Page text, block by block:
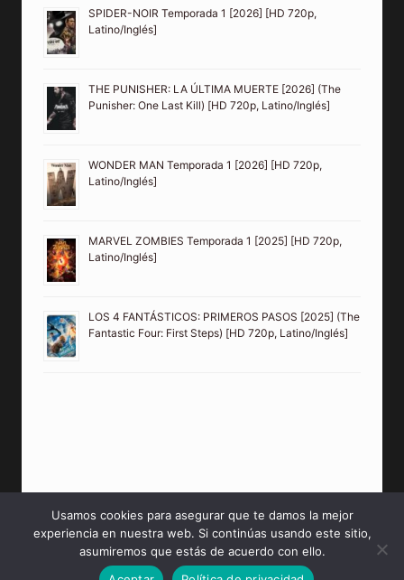
SPIDER-NOIR Temporada 1 [2026] [HD 720p,
Latino/Inglés]
THE PUNISHER: LA ÚLTIMA MUERTE [2026] (The
Punisher: One Last Kill) [HD 720p, Latino/Inglés]
WONDER MAN Temporada 1 [2026] [HD 720p,
Latino/Inglés]
MARVEL ZOMBIES Temporada 1 [2025] [HD 720p,
Latino/Inglés]
LOS 4 FANTÁSTICOS: PRIMEROS PASOS [2025] (The
Fantastic Four: First Steps) [HD 720p, Latino/Inglés]
© 2026 PeliculasMP4HD Sitio creado para tí.
Usamos cookies para asegurar que te damos la mejor
experiencia en nuestra web. Si continúas usando este sitio,
asumiremos que estás de acuerdo con ello.